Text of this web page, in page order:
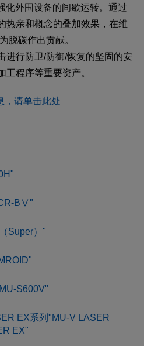
化外围设备的间歇运转。通过
热亲和概念的叠加效果，在维
脱碳作出贡献。
进行防卫/防御/恢复的坚固的安
工程序等重要资产。
，请单击此处
BⅤ"
Super）"
S600V"
EX系列"MU-V LASER
EX"